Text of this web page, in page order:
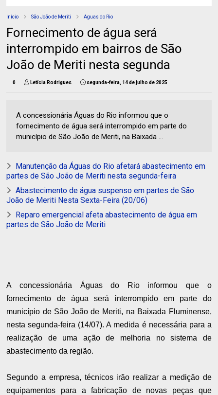
Início São João de Meriti Aguas do Rio
Fornecimento de água será
interrompido em bairros de São
João de Meriti nesta segunda
0 Letícia Rodrigues segunda-feira, 14 de julho de 2025
A concessionária Águas do Rio informou que o
fornecimento de água será interrompido em parte do
município de São João de Meriti, na Baixada ...
Manutenção da Águas do Rio afetará abastecimento em
partes de São João de Meriti nesta segunda-feira
Abastecimento de água suspenso em partes de São
João de Meriti Nesta Sexta-Feira (20/06)
Reparo emergencial afeta abastecimento de água em
partes de São João de Meriti
A concessionária Águas do Rio informou que o
fornecimento de água será interrompido em parte do
município de São João de Meriti, na Baixada Fluminense,
nesta segunda-feira (14/07). A medida é necessária para a
realização de uma ação de melhoria no sistema de
abastecimento da região.
Segundo a empresa, técnicos irão realizar a medição de
equipamentos para a fabricação de novas peças que